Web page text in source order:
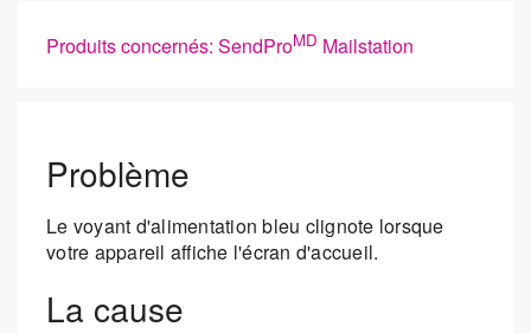
Produits concernés: SendProMD Mailstation
Problème
Le voyant d'alimentation bleu clignote lorsque
votre appareil affiche l'écran d'accueil.
La cause